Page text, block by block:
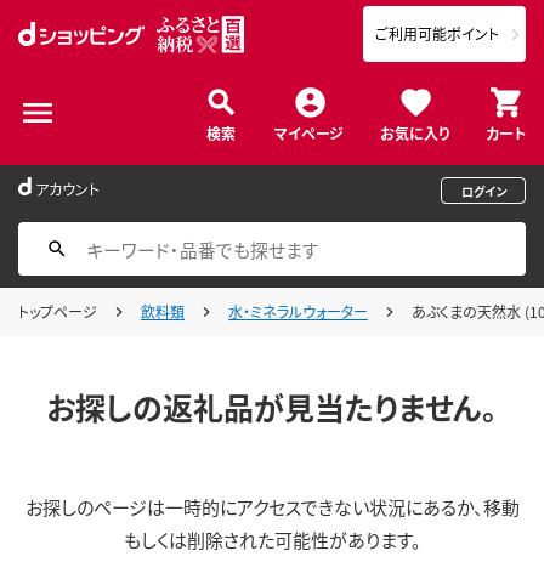
検索 マイページ お気に入り カート
ご利用可能ポイント
アカウント ログイン
トップページ 飲料類 水・ミネラルウォーター あぶくまの天然水
お探しの返礼品が見当たりません。
お探しのページは一時的にアクセスできない状況にあるか、移動
もしくは削除された可能性があります。